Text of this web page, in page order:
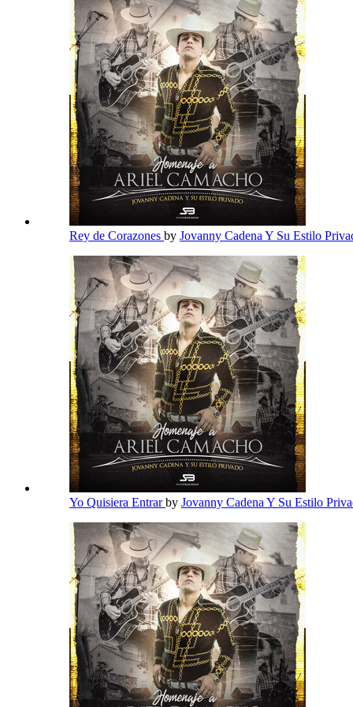
Rey de Corazones by Jovanny Cadena Y Su Estilo
Yo Quisiera Entrarby Jovanny Cadena Y Su Estilo